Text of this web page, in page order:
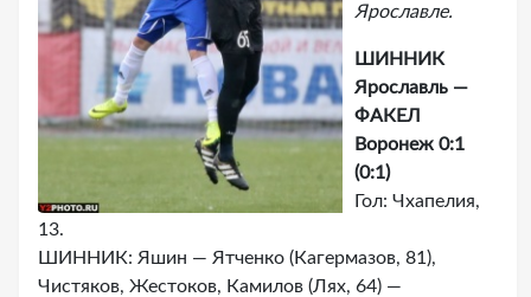
Ярославле.
ШИННИК
Ярославль —
ФАКЕЛ
Воронеж 0:1
(0:1)
Гол: Чхапелия,
13.
ШИННИК: Яшин — Ятченко (Кагермазов, 81),
Чистяков, Жестоков, Камилов (Лях, 64) —